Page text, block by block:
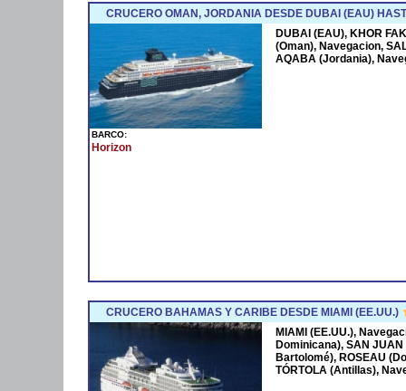
CRUCERO OMAN, JORDANIA DESDE DUBAI (EAU)
BARCO:
Horizon
DUBAI (EAU), KHOR
(Oman), Navegacion,
AQABA (Jordania),
CRUCERO BAHAMAS Y CARIBE DESDE MIAMI (EE.UU.)
MIAMI (EE.UU.),
Dominicana), SAN JUAN
Bartolomé), ROSEAU
TÓRTOLA (Antillas),